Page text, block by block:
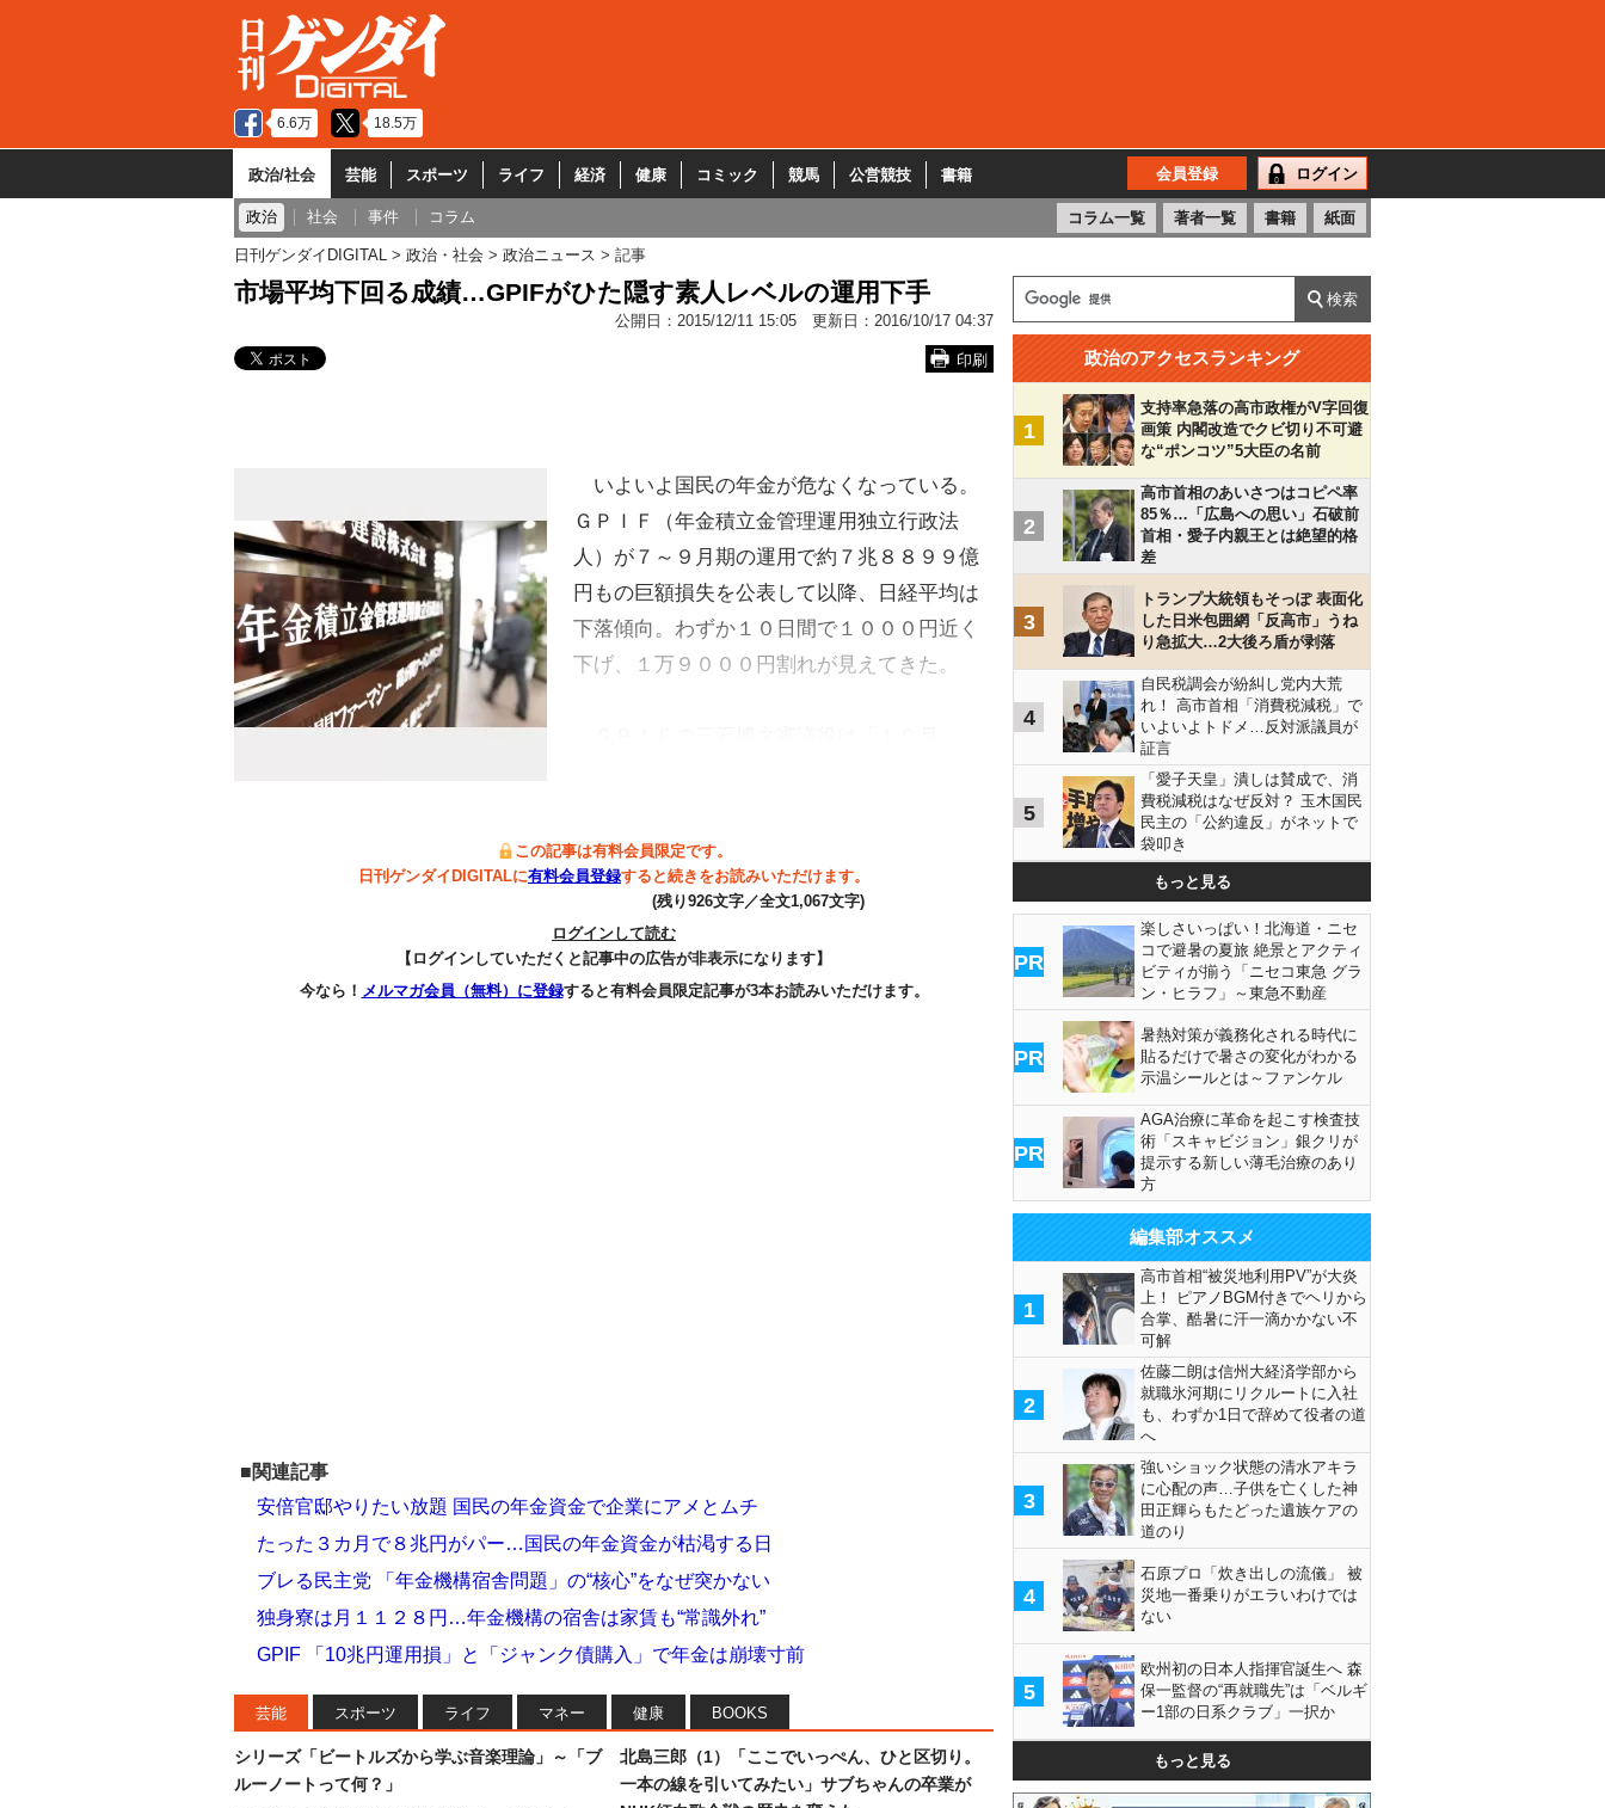
6.6万 18.5万
政治/社会 芸能 スポーツ ライフ 経済 健康 コミック 競馬 公営競技 書籍 会員登録 ログイン
政治 社会 事件 コラム コラム一覧 著者一覧 書籍 紙面
日刊ゲンダイDIGITAL 政治・社会 政治ニュース 記事
市場平均下回る成績…GPIFがひた隠す素人レベルの運用下手
公開日： 2015/12/11 15:05 更新日： 2016/10/17 04:37
印刷
いよいよ国民の年金が危なくなっている。
ＧＰＩＦ（年金積立金管理運用独立行政法
人）が７～９月期の運用で約７兆８８９９億
円もの巨額損失を公表して以降、日経平均は
下落傾向。わずか１０日間で１０００円近く
下げ、１万９０００円割れが見えてきた。
この記事は有料会員限定です。
日刊ゲンダイDIGITALに有料会員登録すると続きをお読みいただけます。
(残り926文字／全文1,067文字)
ログインして読む
【ログインしていただくと記事中の広告が非表示になります】
今なら！ メルマガ会員（無料）に登録すると有料会員限定記事が3本お読みいただけます。
■関連記事
安倍官邸やりたい放題 国民の年金資金で企業にアメとムチ
たった３カ月で８兆円がパー…国民の年金資金が枯渇する日
ブレる民主党 「年金機構宿舎問題」の“核心”をなぜ突かない
独身寮は月１１２８円…年金機構の宿舎は家賃も“常識外れ”
GPIF 「10兆円運用損」と「ジャンク債購入」で年金は崩壊寸前
芸能 スポーツ ライフ マネー 健康 BOOKS
シリーズ「ビートルズから学ぶ音楽理論」～「ブ
ルーノートって何？」
北島三郎（1）「ここでいっぺん、ひと区切り。
一本の線を引いてみたい」サブちゃんの卒業が
政治のアクセスランキング
1
支持率急落の高市政権がV字回復
画策 内閣改造でクビ切り不可避
な“ポンコツ”5大臣の名前
2
高市首相のあいさつはコピペ率
85％…「広島への思い」石破前
首相・愛子内親王とは絶望的格
差
3
トランプ大統領もそっぽ 表面化
した日米包囲網「反高市」うね
り急拡大…2大後ろ盾が剥落
4
自民税調会が紛糾し党内大荒
れ！ 高市首相「消費税減税」で
いよいよトドメ…反対派議員が
証言
5
「愛子天皇」潰しは賛成で、消
費税減税はなぜ反対？ 玉木国民
民主の「公約違反」がネットで
袋叩き
もっと見る
PR
楽しさいっぱい！北海道・ニセ
コで避暑の夏旅 絶景とアクティ
ビティが揃う「ニセコ東急 グラ
ン・ヒラフ」～東急不動産
PR
暑熱対策が義務化される時代に
貼るだけで暑さの変化がわかる
示温シールとは～ファンケル
PR
AGA治療に革命を起こす検査技
術「スキャビジョン」銀クリが
提示する新しい薄毛治療のあり
方
編集部オススメ
1
高市首相“被災地利用PV”が大炎
上！ ピアノBGM付きでヘリから
合掌、酷暑に汗一滴かかない不
可解
2
佐藤二朗は信州大経済学部から
就職氷河期にリクルートに入社
も、わずか1日で辞めて役者の道
へ
3
強いショック状態の清水アキラ
に心配の声…子供を亡くした神
田正輝らもたどった遺族ケアの
道のり
4
石原プロ「炊き出しの流儀」 被
災地一番乗りがエラいわけでは
ない
5
欧州初の日本人指揮官誕生へ 森
保一監督の“再就職先”は「ベルギ
ー1部の日系クラブ」一択か
もっと見る